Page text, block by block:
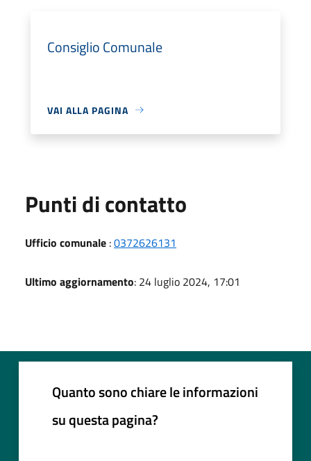
Consiglio Comunale
VAI ALLA PAGINA
Punti di contatto
Ufficio comunale :0372626131
Ultimo aggiornamento: 24 luglio 2024, 17:01
Quanto sono chiare le informazioni
su questa pagina?